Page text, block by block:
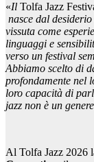
«Il Tolfa Jazz
nasce dal
vissuta come
linguaggi e
verso un festival
Abbiamo scelto di
profondamente nel
loro capacità di
jazz non è un
Al Tolfa Jazz 2026